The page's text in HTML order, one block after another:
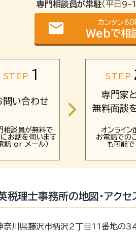
専門相談員が常駐（平日
email カンタン60
Webで相
STEP 1
問い合わせ
相談員が無料で
お話を伺います
話 or メール）
STEP
専門家
無料面談
オンライン
お電話での
も可能で
税理士事務所の地図・アクセ
奈川県藤沢市柄沢2丁目11番地の